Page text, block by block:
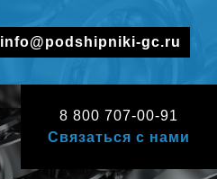
8 800 707-00-91
Связаться с нами
info@podshipniki-gc.ru